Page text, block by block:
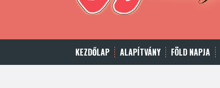
KEZDŐLAP ALAPÍTVÁNY FÖLD NAPJA